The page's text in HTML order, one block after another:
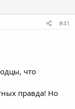
#41
что
правда! Но